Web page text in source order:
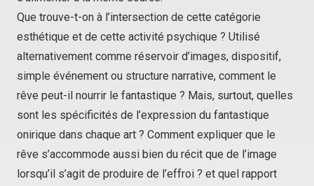
Que trouve-t-on à l’intersection de cette catégorie
esthétique et de cette activité psychique ? Utilisé
alternativement comme réservoir d’images, dispositif,
simple événement ou structure narrative, comment le
rêve peut-il nourrir le fantastique ? Mais, surtout, quelles
sont les spécificités de l’expression du fantastique
onirique dans chaque art ? Comment expliquer que le
rêve s’accommode aussi bien du récit que de l’image
lorsqu’il s’agit de produire de l’effroi ? et quel rapport